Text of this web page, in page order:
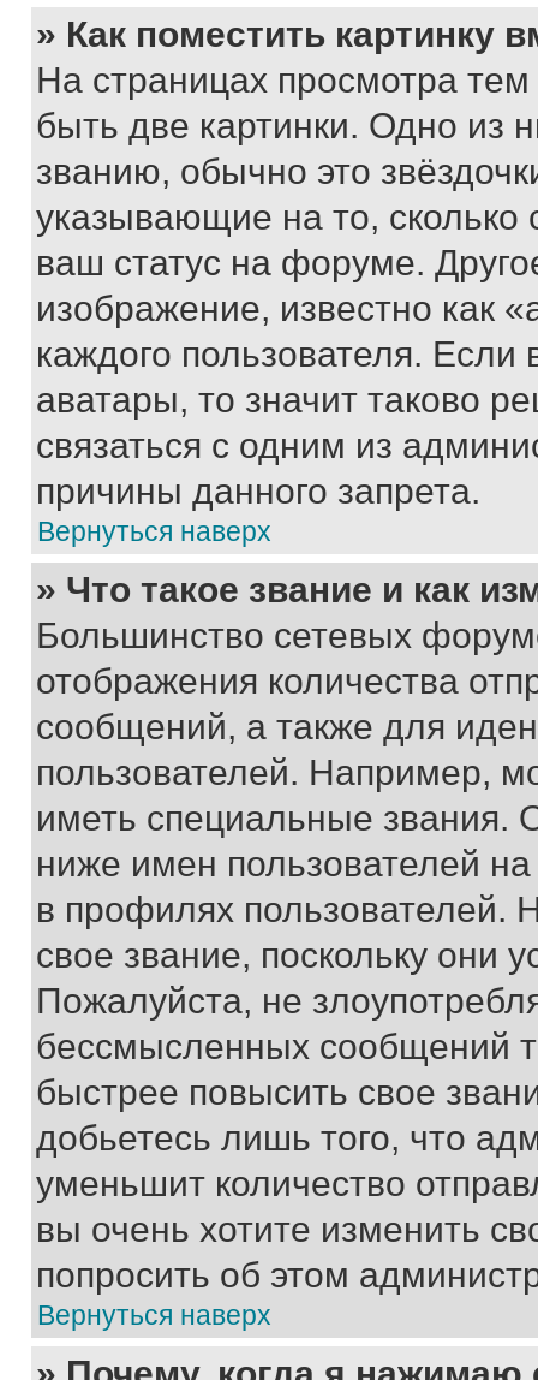
» Как поместить картинку
На страницах просмотра
быть две картинки. Одно из
званию, обычно это
указывающие на то,
ваш статус на форуме.
изображение, известно как
каждого пользователя.
аватары, то значит таково
связаться с одним из
причины данного запрета.
Вернуться наверх
» Что такое звание и как
Большинство сетевых
отображения количества
сообщений, а также для
пользователей. Например,
иметь специальные звания.
ниже имен пользователей
в профилях
свое звание, поскольку они
Пожалуйста, не
бессмысленных сообщений
быстрее повысить свое
добьетесь лишь того, что
уменьшит количество
вы очень хотите изменить
попросить об этом
Вернуться наверх